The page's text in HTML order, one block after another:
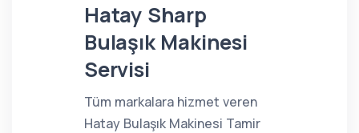
Hatay Sharp
Bulaşık Makinesi
Servisi
Tüm markalara hizmet veren
Hatay Bulaşık Makinesi Tamir